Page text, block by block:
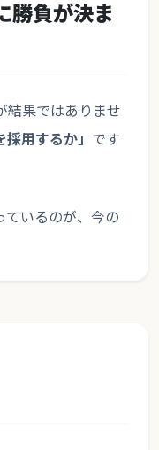
勝負が決ま
結果ではありませ
採用するか」 です
ているのが、今の